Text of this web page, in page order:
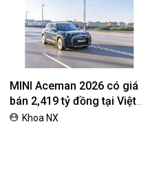
MINI Aceman 2026 có giá
bán 2,419 tỷ đồng tại Việt
NamKhoa NX